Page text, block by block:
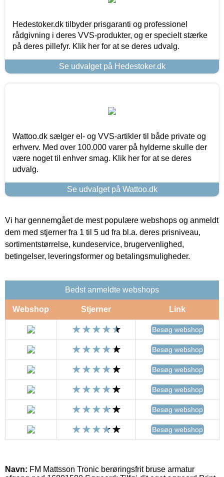
Hedestoker.dk tilbyder prisgaranti og professionel
rådgivning i deres VVS-produkter, og er specielt stærke
på deres pillefyr. Klik her for at se deres udvalg.
Se udvalget på Hedestoker.dk
Wattoo.dk sælger el- og VVS-artikler til både private og
erhverv. Med over 100.000 varer på hylderne skulle der
være noget til enhver smag. Klik her for at se deres
udvalg.
Se udvalget på Wattoo.dk
Vi har gennemgået de mest populære webshops og anmeldt
dem med stjerner fra 1 til 5 ud fra bl.a. deres prisniveau,
sortimentstørrelse, kundeservice, brugervenlighed,
betingelser, leveringsformer og betalingsmuligheder.
Bedst anmeldte webshops
Webshop Stjerner Link
Besøg webshop
Besøg webshop
Besøg webshop
Besøg webshop
Besøg webshop
Besøg webshop
Navn: FM Mattsson Tronic berøringsfrit bruse armatur